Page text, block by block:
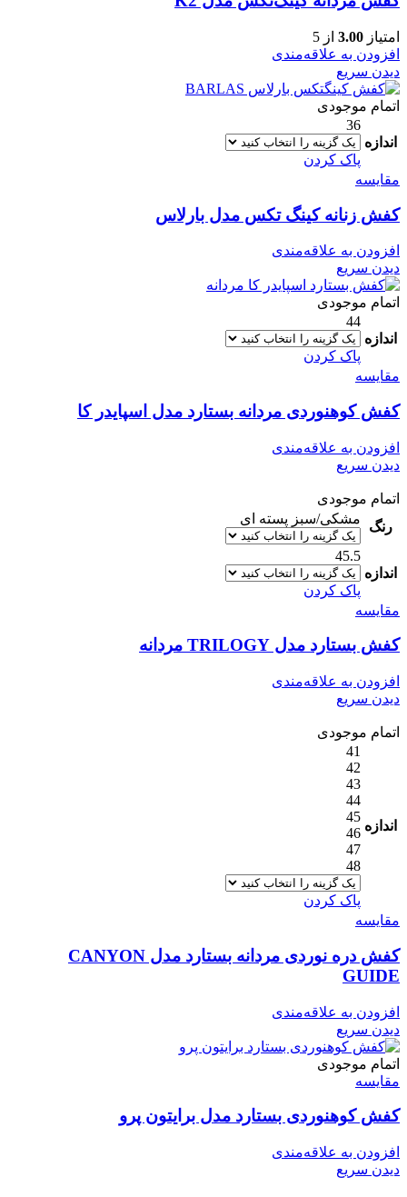
امتیاز 3.00 از 5
افزودن به علاقه‌مندی
دیدن سریع
اتمام موجودی
اندازه
36
پاک کردن
مقایسه
کفش زنانه کینگ تکس مدل بارلاس
افزودن به علاقه‌مندی
دیدن سریع
اتمام موجودی
اندازه
44
پاک کردن
مقایسه
کفش کوهنوردی مردانه بستارد مدل اسپایدر کا
افزودن به علاقه‌مندی
دیدن سریع
اتمام موجودی
رنگ
مشکی/سبز پسته ای
اندازه
45.5
پاک کردن
مقایسه
کفش بستارد مدل TRILOGY مردانه
افزودن به علاقه‌مندی
دیدن سریع
اتمام موجودی
اندازه
41
42
43
44
45
46
47
48
پاک کردن
مقایسه
کفش دره نوردی مردانه بستارد مدل CANYON
GUIDE
افزودن به علاقه‌مندی
دیدن سریع
اتمام موجودی
مقایسه
کفش کوهنوردی بستارد مدل برایتون پرو
افزودن به علاقه‌مندی
دیدن سریع